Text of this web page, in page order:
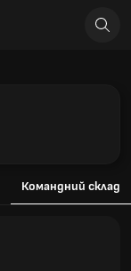
Командний склад